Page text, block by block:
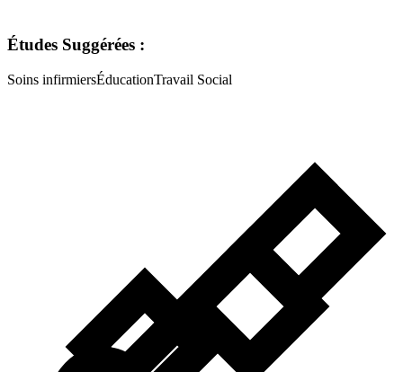
Études Suggérées :
Soins infirmiersÉducationTravail Social